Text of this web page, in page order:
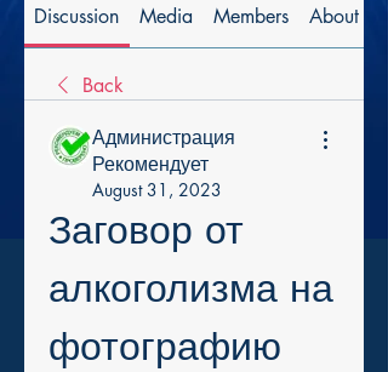
Discussion Media Members About
Back
Администрация
Рекомендует
August 31, 2023
Заговор от
алкоголизма на
фотографию